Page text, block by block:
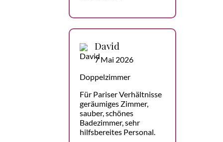
David
7 Mai 2026
Doppelzimmer
Für Pariser Verhältnisse
geräumiges Zimmer,
sauber, schönes
Badezimmer, sehr
hilfsbereites Personal.